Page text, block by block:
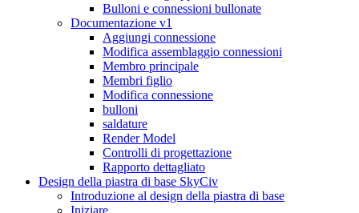
Bulloni e connessioni bullonate
Documentazione v1
Aggiungi connessione
Modifica assemblaggio connessioni
Membro principale
Membri figlio
Modifica connessione
bulloni
saldature
Render Model
Controlli di progettazione
Rapporto dettagliato
Design della piastra di base SkyCiv
Introduzione al design della piastra di base